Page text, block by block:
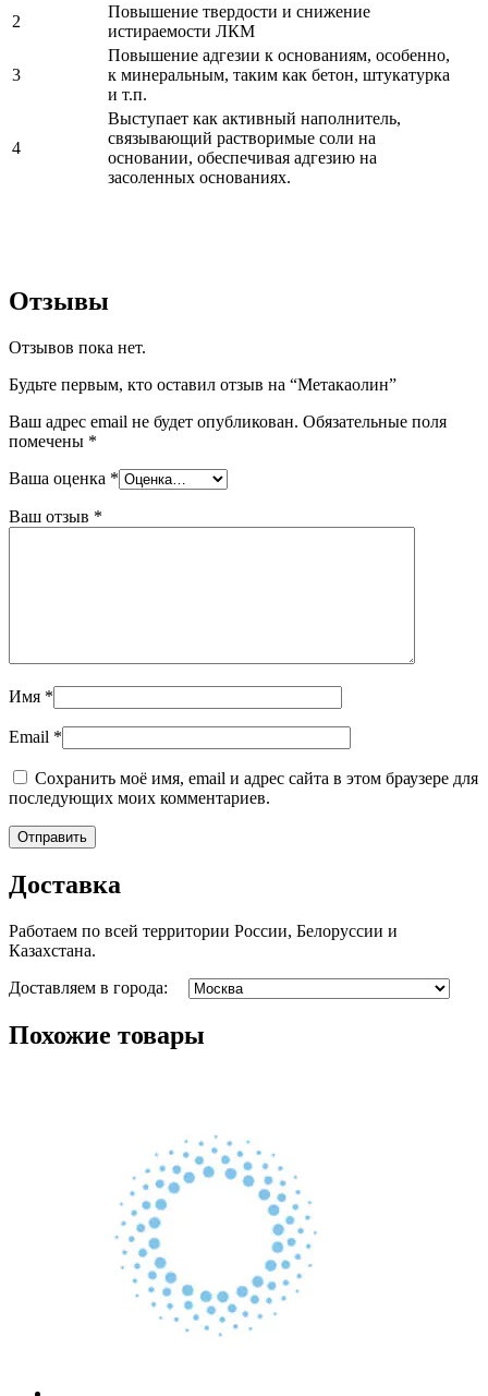
2
Повышение твердости и снижение
истираемости ЛКМ
3
Повышение адгезии к основаниям, особенно,
к минеральным, таким как бетон, штукатурка
и т.п.
4
Выступает как активный наполнитель,
связывающий растворимые соли на
основании, обеспечивая адгезию на
засоленных основаниях.
Отзывы
Отзывов пока нет.
Будьте первым, кто оставил отзыв на “Метакаолин”
Ваш адрес email не будет опубликован. Обязательные поля
помечены *
Ваша оценка *
Ваш отзыв *
Имя *
Email *
Сохранить моё имя, email и адрес сайта в этом браузере для
последующих моих комментариев.
Доставка
Работаем по всей территории России, Белоруссии и
Казахстана.
Доставляем в города:
Похожие товары